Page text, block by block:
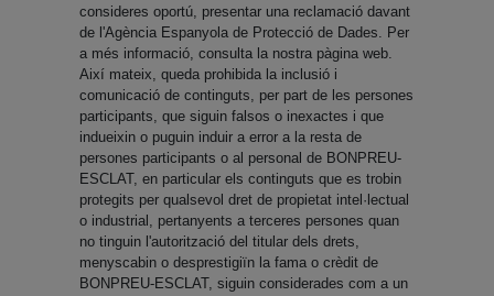
consideres oportú, presentar una reclamació davant
de l'Agència Espanyola de Protecció de Dades. Per
a més informació, consulta la nostra pàgina web.
Així mateix, queda prohibida la inclusió i
comunicació de continguts, per part de les persones
participants, que siguin falsos o inexactes i que
indueixin o puguin induir a error a la resta de
persones participants o al personal de BONPREU-
ESCLAT, en particular els continguts que es trobin
protegits per qualsevol dret de propietat intel·lectual
o industrial, pertanyents a terceres persones quan
no tinguin l'autorització del titular dels drets,
menyscabin o desprestigiïn la fama o crèdit de
BONPREU-ESCLAT, siguin considerades com a un